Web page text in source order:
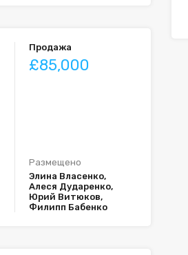
Продажа
£85,000
Размещено
Элина Власенко,
Алеся Дударенко,
Юрий Витюков,
Филипп Бабенко